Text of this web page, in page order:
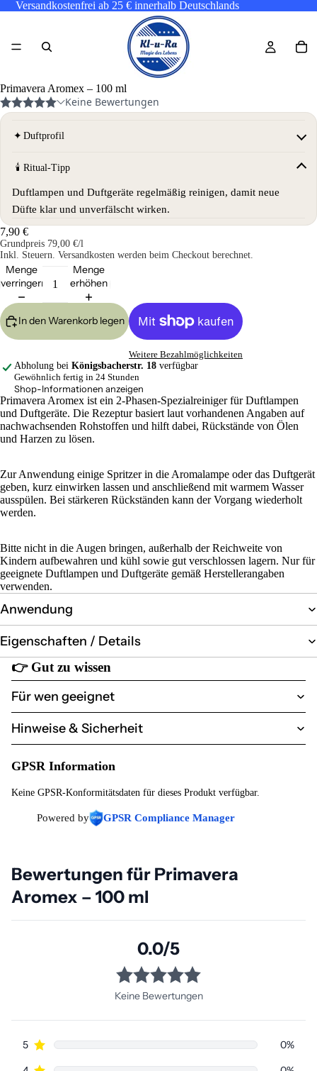
Versandkostenfrei ab 25 € innerhalb Deutschlands
Primavera Aromex – 100 ml
✦ Duftprofil
🕯 Ritual-Tipp
Duftlampen und Duftgeräte regelmäßig reinigen, damit neue
Düfte klar und unverfälscht wirken.
7,90 €
Grundpreis 79,00 €/l
Inkl. Steuern. Versandkosten werden beim Checkout berechnet.
Menge
verringern
Menge
erhöhen
In den Warenkorb legen
Weitere Bezahlmöglichkeiten
Abholung bei Königsbacherstr. 18 verfügbar
Gewöhnlich fertig in 24 Stunden
Shop-Informationen anzeigen
Primavera Aromex ist ein 2-Phasen-Spezialreiniger für Duftlampen
und Duftgeräte. Die Rezeptur basiert laut vorhandenen Angaben auf
nachwachsenden Rohstoffen und hilft dabei, Rückstände von Ölen
und Harzen zu lösen.
Zur Anwendung einige Spritzer in die Aromalampe oder das Duftgerät
geben, kurz einwirken lassen und anschließend mit warmem Wasser
ausspülen. Bei stärkeren Rückständen kann der Vorgang wiederholt
werden.
Bitte nicht in die Augen bringen, außerhalb der Reichweite von
Kindern aufbewahren und kühl sowie gut verschlossen lagern. Nur für
geeignete Duftlampen und Duftgeräte gemäß Herstellerangaben
verwenden.
Anwendung
Eigenschaften / Details
👉 Gut zu wissen
Für wen geeignet
Hinweise & Sicherheit
GPSR Information
Keine GPSR-Konformitätsdaten für dieses Produkt verfügbar.
Powered by GPSR Compliance Manager